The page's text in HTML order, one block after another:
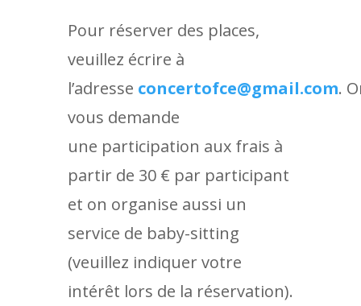
Pour réserver des places,
veuillez écrire à
l’adresse concertofce@gmail.com.
vous demande
une participation aux frais à
partir de 30 € par participant
et on organise aussi un
service de baby-sitting
(veuillez indiquer votre
intérêt lors de la réservation).